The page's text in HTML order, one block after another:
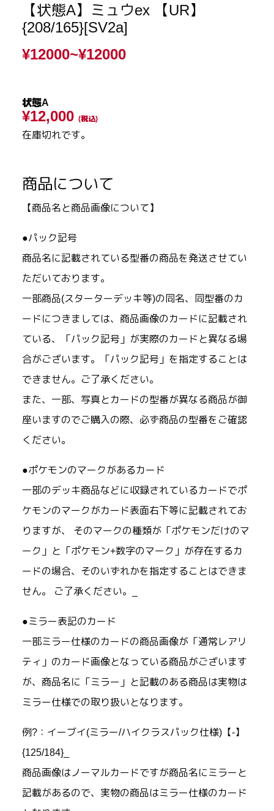
【状態A】ミュウex 【UR】
{208/165}[SV2a]
¥12000~¥12000
状態A
¥12,000 (税込)
在庫切れです。
商品について
【商品名と商品画像について】
●パック記号
商品名に記載されている型番の商品を発送させてい
ただいております。
一部商品(スターターデッキ等)の同名、同型番のカ
ードにつきましては、商品画像のカードに記載され
ている、「パック記号」が実際のカードと異なる場
合がございます。「パック記号」を指定することは
できません。ご了承ください。
また、一部、写真とカードの型番が異なる商品が御
座いますのでご購入の際、必ず商品の型番をご確認
ください。
●ポケモンのマークがあるカード
一部のデッキ商品などに収録されているカードでポ
ケモンのマークがカード表面右下等に記載されてお
りますが、 そのマークの種類が「ポケモンだけのマ
ーク」と「ポケモン+数字のマーク」が存在するカ
ードの場合、そのいずれかを指定することはできま
せん。 ご了承ください。_
●ミラー表記のカード
一部ミラー仕様のカードの商品画像が「通常レアリ
ティ」のカード画像となっている商品がございます
が、商品名に「ミラー」と記載のある商品は実物は
ミラー仕様での取り扱いとなります。
例?：イーブイ(ミラー/ハイクラスパック仕様)【-】
{125/184}_
商品画像はノーマルカードですが商品名にミラーと
記載があるので、実物の商品はミラー仕様のカード